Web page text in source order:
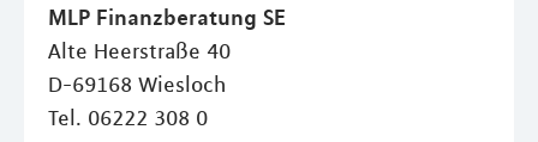
MLP Finanzberatung SE
Alte Heerstraße 40
D-69168 Wiesloch
Tel. 06222 308 0